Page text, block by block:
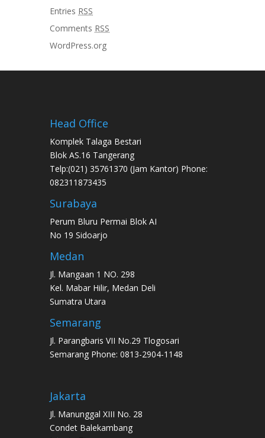
Entries RSS
Comments RSS
WordPress.org
Head Office
Komplek Talaga Bestari
Blok AS.16 Tangerang
Telp:(021) 35761370 (Jam Kantor) Phone:
082311873435
Surabaya
Perum Bluru Permai Blok AI
No 19 Sidoarjo
Medan
Jl. Mangaan 1 NO. 298
Kel. Mabar Hilir, Medan Deli
Sumatra Utara
Semarang
Jl. Parangbaris VII No.29 Tlogosari
Semarang Phone: 0813-2904-1148
Jakarta
Jl. Manunggal XIII No. 28
Condet Balekambang